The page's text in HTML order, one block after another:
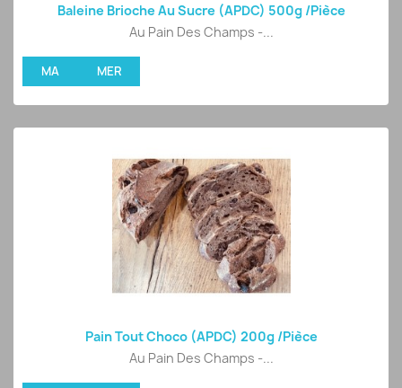
Baleine Brioche Au Sucre (APDC) 500g /pièce
Au Pain Des Champs -...
MA MER
Pain Tout Choco (APDC) 200g /pièce
Au Pain Des Champs -...